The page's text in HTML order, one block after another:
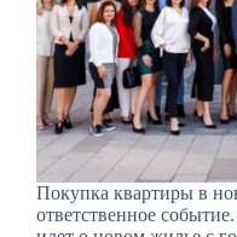
Покупка квартиры в
ответственное